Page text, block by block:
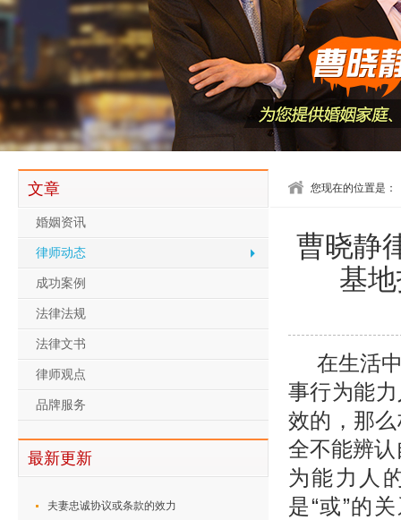
文章
婚姻资讯
律师动态
成功案例
法律法规
法律文书
律师观点
品牌服务
最新更新
夫妻忠诚协议或条款的效力
您现在的位置是：
曹晓静
基
在生活
事行为能
效的，那
全不能辨
为能力人
是“或”的